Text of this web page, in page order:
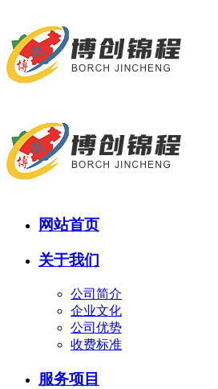
网站首页
关于我们
公司简介
企业文化
公司优势
收费标准
服务项目